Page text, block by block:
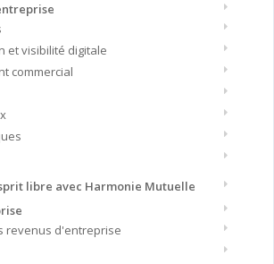
et visibilité digitale
commercial
libre avec Harmonie Mutuelle
revenus d'entreprise